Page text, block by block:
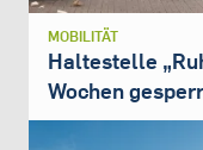
MOBILITÄT
Haltestelle
Wochen